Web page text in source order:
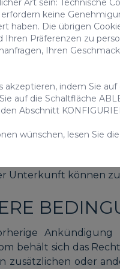
von
einhalten.
ist, es sei denn,
Anreise) ist eine
oder teilweise
Unterkunft können
behält sich das
oder
Art sein: Technische
keine
haben. Die übrigen
Ihren Präferenzen zu
Ihren
akzeptieren, indem Sie
auf die Schaltfläche
Abschnitt
wünschen, lesen Sie die